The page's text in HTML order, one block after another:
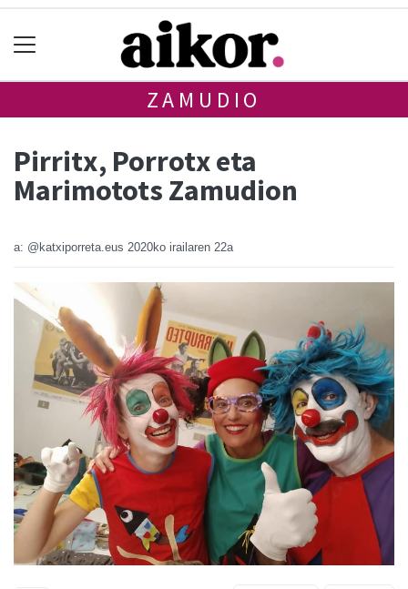
ZAMUDIO
Pirritx, Porrotx eta
Marimotots Zamudion
a: @katxiporreta.eus 2020ko irailaren 22a